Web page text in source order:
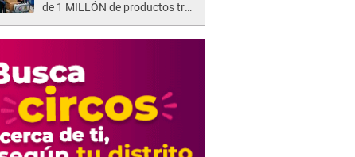
de 1 MILLÓN de productos tras